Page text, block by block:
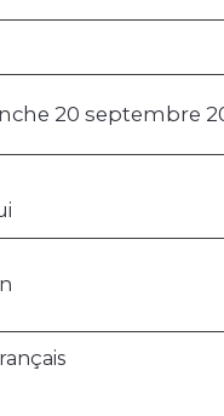
20 septembre